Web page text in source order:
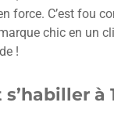
force. C’est fou
chic en un
!
à